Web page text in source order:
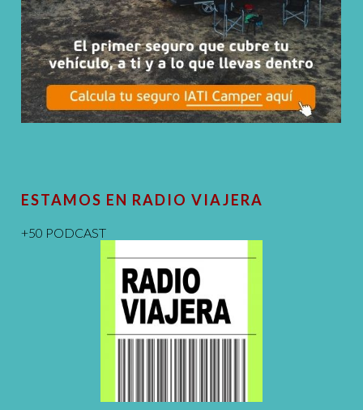
ESTAMOS EN RADIO VIAJERA
+50 PODCAST